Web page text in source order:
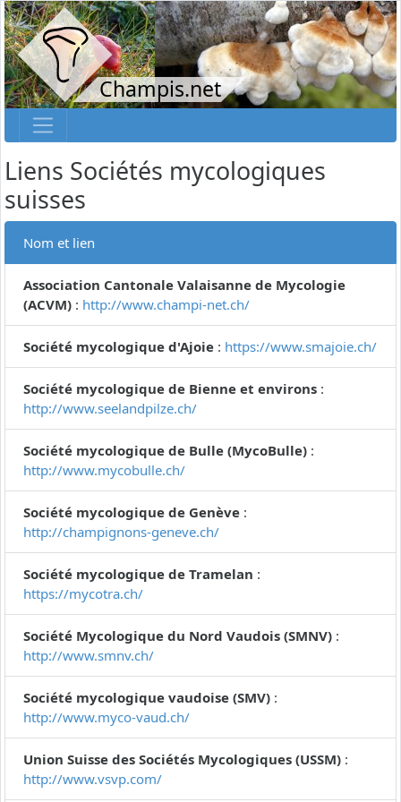
Champis.net
Liens Sociétés mycologiques
suisses
Nom et lien
Association Cantonale Valaisanne de Mycologie
(ACVM) : http://www.champi-net.ch/
Société mycologique d'Ajoie : https://www.smajoie.ch/
Société mycologique de Bienne et environs :
http://www.seelandpilze.ch/
Société mycologique de Bulle (MycoBulle) :
http://www.mycobulle.ch/
Société mycologique de Genève :
http://champignons-geneve.ch/
Société mycologique de Tramelan :
https://mycotra.ch/
Société Mycologique du Nord Vaudois (SMNV) :
http://www.smnv.ch/
Société mycologique vaudoise (SMV) :
http://www.myco-vaud.ch/
Union Suisse des Sociétés Mycologiques (USSM) :
http://www.vsvp.com/